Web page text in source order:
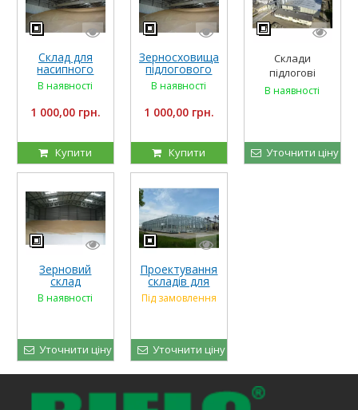
Склад для
насипного
зберігання
зерна
В наявності
1 000,00 грн.
Купити
Зерносховища
підлогового
типу
В наявності
1 000,00 грн.
Купити
Склади
підлогові
В наявності
Уточнити ціну
Зерновий
склад
підлогового
зберігання
В наявності
Уточнити ціну
Проектування
складів для
зберігання
зерна
Під замовлення
Уточнити ціну